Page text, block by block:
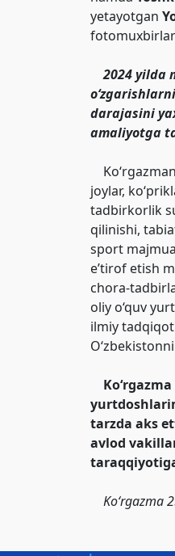
yetayotgan
2024 yilda
darajasini
amaliyotga
joylar,
tadbirkorlik
qilinishi,
sport
e’tirof etish
chora-
oliy o‘quv
ilmiy
tarzda aks
avlod
Ko‘rgazma